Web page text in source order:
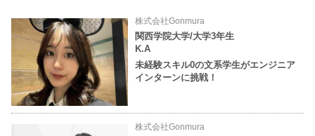
株式会社Gonmura
関西学院大学/大学3年生
K.A
未経験スキル0の文系学生がエンジニア
インターンに挑戦！
株式会社Gonmura